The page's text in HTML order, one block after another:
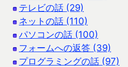
テレビの話 (29)
ネットの話 (110)
パソコンの話 (100)
フォームへの返答 (39)
プログラミングの話 (97)